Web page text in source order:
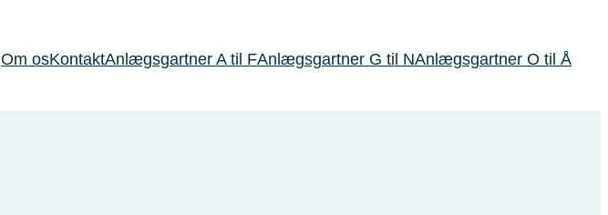
Om osKontaktAnlægsgartner A til FAnlægsgartner G til NAnlægsgartner O til Å